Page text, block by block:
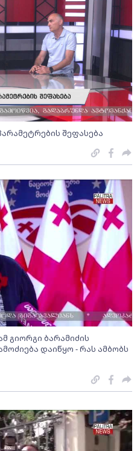
შეფასება
გიორგი ბარამიძის
დაიწყო - რას ამბობს